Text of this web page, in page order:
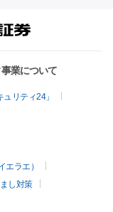
業について
リティ24」
エラエ）
し対策